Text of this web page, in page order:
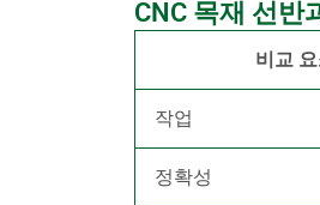
CNC 목재 선반
비교
작업
정확성